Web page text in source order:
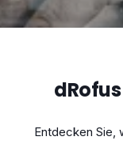
Entdecken Sie,